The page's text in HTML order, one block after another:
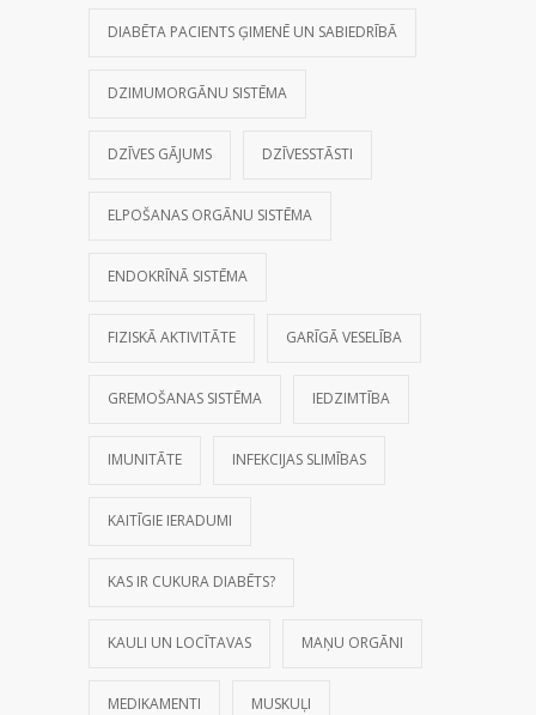
DIABĒTA PACIENTS ĢIMENĒ UN SABIEDRĪBĀ
DZIMUMORGĀNU SISTĒMA
DZĪVES GĀJUMS DZĪVESSTĀSTI
ELPOŠANAS ORGĀNU SISTĒMA
ENDOKRĪNĀ SISTĒMA
FIZISKĀ AKTIVITĀTE GARĪGĀ VESELĪBA
GREMOŠANAS SISTĒMA IEDZIMTĪBA
IMUNITĀTE INFEKCIJAS SLIMĪBAS
KAITĪGIE IERADUMI
KAS IR CUKURA DIABĒTS?
KAULI UN LOCĪTAVAS MAŅU ORGĀNI
MEDIKAMENTI MUSKUĻI